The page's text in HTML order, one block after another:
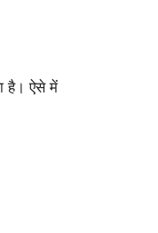
है। ऐसे में